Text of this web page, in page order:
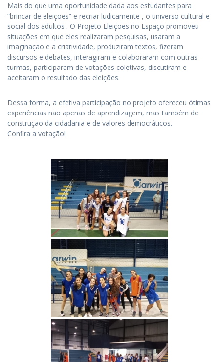
Mais do que uma oportunidade dada aos estudantes para
“brincar de eleições” e recriar ludicamente , o universo cultural e
social dos adultos . O Projeto Eleições no Espaço promoveu
situações em que eles realizaram pesquisas, usaram a
imaginação e a criatividade, produziram textos, fizeram
discursos e debates, interagiram e colaboraram com outras
turmas, participaram de votações coletivas, discutiram e
aceitaram o resultado das eleições.
Dessa forma, a efetiva participação no projeto ofereceu ótimas
experiências não apenas de aprendizagem, mas também de
construção da cidadania e de valores democráticos.
Confira a votação!